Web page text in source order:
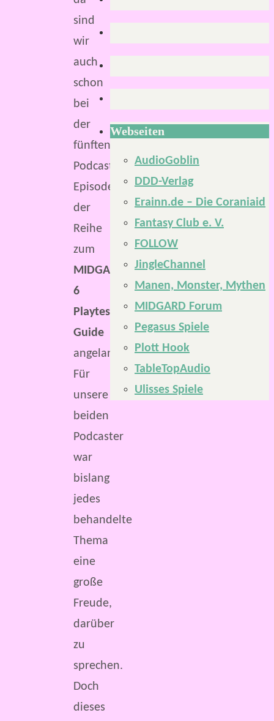
sind
wir
auch
schon
bei
der
fünften
Podcast-
Episode
der
Reihe
zum
MIDGARD
6
Playtest
Guide
angelangt.
Für
unsere
beiden
Podcaster
war
bislang
jedes
behandelte
Thema
eine
große
Freude,
darüber
zu
sprechen.
Doch
dieses
Webseiten
AudioGoblin
DDD-Verlag
Erainn.de – Die Coraniaid
Fantasy Club e. V.
FOLLOW
JingleChannel
Manen, Monster, Mythen
MIDGARD Forum
Pegasus Spiele
Plott Hook
TableTopAudio
Ulisses Spiele